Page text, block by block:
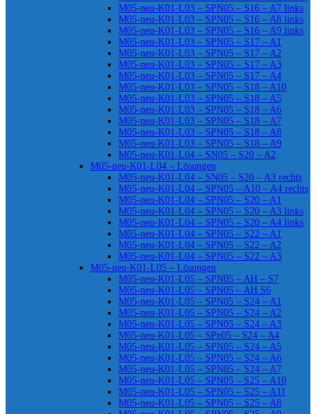
M05-neu-K01-L03 – SPN05 – S16 – A7 links
M05-neu-K01-L03 – SPN05 – S16 – A8 links
M05-neu-K01-L03 – SPN05 – S16 – A9 links
M05-neu-K01-L03 – SPN05 – S17 – A1
M05-neu-K01-L03 – SPN05 – S17 – A2
M05-neu-K01-L03 – SPN05 – S17 – A3
M05-neu-K01-L03 – SPN05 – S17 – A4
M05-neu-K01-L03 – SPN05 – S18 – A10
M05-neu-K01-L03 – SPN05 – S18 – A5
M05-neu-K01-L03 – SPN05 – S18 – A6
M05-neu-K01-L03 – SPN05 – S18 – A7
M05-neu-K01-L03 – SPN05 – S18 – A8
M05-neu-K01-L03 – SPN05 – S18 – A9
M05-neu-K01-L04 – SN05 – S20 – A2
M05-neu-K01-L04 – Lösungen
M05-neu-K01-L04 – SN05 – S20 – A3 rechts
M05-neu-K01-L04 – SPN05 – A10 – A4 rechts
M05-neu-K01-L04 – SPN05 – S20 – A1
M05-neu-K01-L04 – SPN05 – S20 – A3 links
M05-neu-K01-L04 – SPN05 – S20 – A4 links
M05-neu-K01-L04 – SPN05 – S22 – A1
M05-neu-K01-L04 – SPN05 – S22 – A2
M05-neu-K01-L04 – SPN05 – S22 – A3
M05-neu-K01-L05 – Lösungen
M05-neu-K01-L05 – SPN05 – AH – S7
M05-neu-K01-L05 – SPN05 – AH S6
M05-neu-K01-L05 – SPN05 – S24 – A1
M05-neu-K01-L05 – SPN05 – S24 – A2
M05-neu-K01-L05 – SPN05 – S24 – A3
M05-neu-K01-L05 – SPn05 – S24 – A4
M05-neu-K01-L05 – SPN05 – S24 – A5
M05-neu-K01-L05 – SPN05 – S24 – A6
M05-neu-K01-L05 – SPN05 – S24 – A7
M05-neu-K01-L05 – SPN05 – S25 – A10
M05-neu-K01-L05 – SPN05 – S25 – A11
M05-neu-K01-L05 – SPN05 – S25 – A8